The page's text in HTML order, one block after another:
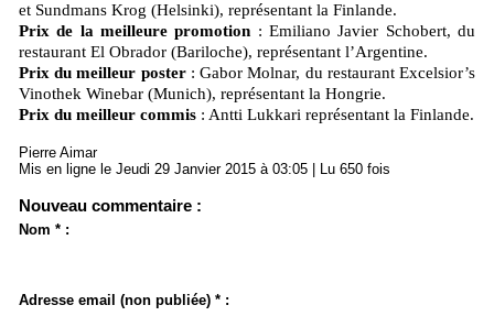
et Sundmans Krog (Helsinki), représentant la Finlande.
Prix de la meilleure promotion : Emiliano Javier Schobert, du
restaurant El Obrador (Bariloche), représentant l’Argentine.
Prix du meilleur poster : Gabor Molnar, du restaurant Excelsior’s
Vinothek Winebar (Munich), représentant la Hongrie.
Prix du meilleur commis : Antti Lukkari représentant la Finlande.
Pierre Aimar
Mis en ligne le Jeudi 29 Janvier 2015 à 03:05 | Lu 650 fois
Nouveau commentaire :
Nom * :
Adresse email (non publiée) * :